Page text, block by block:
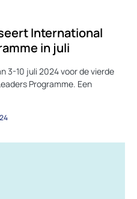
International
in juli
3-10 juli 2024 voor de vierde
Programme. Een